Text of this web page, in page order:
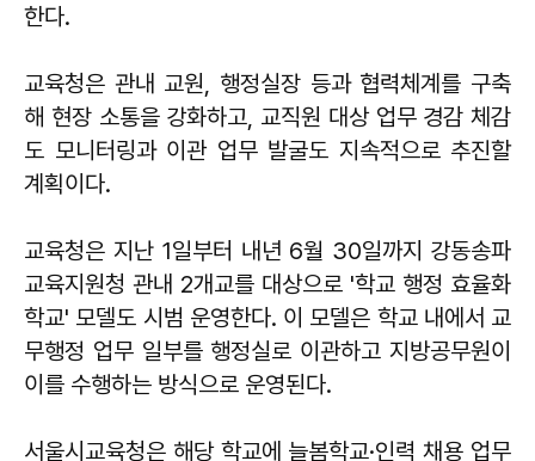
한다.
교육청은 관내 교원, 행정실장 등과 협력체계를 구축
해 현장 소통을 강화하고, 교직원 대상 업무 경감 체감
도 모니터링과 이관 업무 발굴도 지속적으로 추진할
계획이다.
교육청은 지난 1일부터 내년 6월 30일까지 강동송파
교육지원청 관내 2개교를 대상으로 '학교 행정 효율화
학교' 모델도 시범 운영한다. 이 모델은 학교 내에서 교
무행정 업무 일부를 행정실로 이관하고 지방공무원이
이를 수행하는 방식으로 운영된다.
서울시교육청은 해당 학교에 늘봄학교·인력 채용 업무